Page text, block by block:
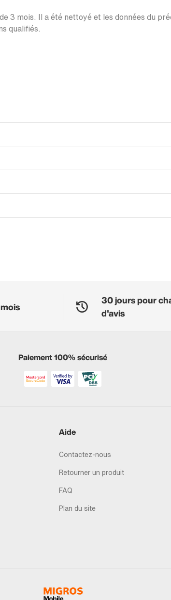
3 mois. Il a été nettoyé et les données du
qualifiés.
30 jours pour
d'avis
Paiement 100% sécurisé
Aide
Contactez-nous
Retourner un produit
FAQ
Plan du site